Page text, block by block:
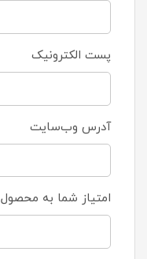
پست الکترونیک
آدرس وب‌سایت
امتیاز شما به محصول